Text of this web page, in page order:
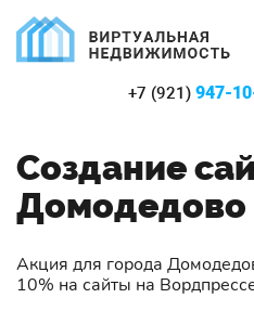
+7 (921) 947-
Создание
Домодедово
Акция для города
10% на сайты на